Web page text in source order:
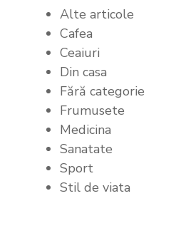
Alte articole
Cafea
Ceaiuri
Din casa
Fără categorie
Frumusete
Medicina
Sanatate
Sport
Stil de viata